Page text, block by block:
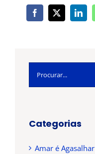
Categorias
Amar é Agasalhar